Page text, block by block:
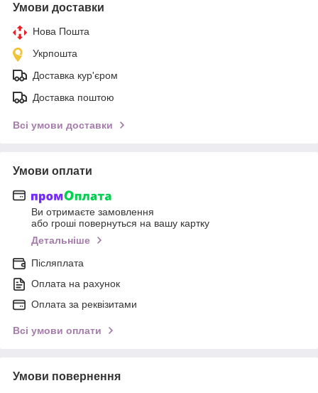
Умови доставки
Нова Пошта
Укрпошта
Доставка кур'єром
Доставка поштою
Всі умови доставки
Умови оплати
Ви отримаєте замовлення
або гроші повернуться на вашу картку
Детальніше
Післяплата
Оплата на рахунок
Оплата за реквізитами
Всі умови оплати
Умови повернення